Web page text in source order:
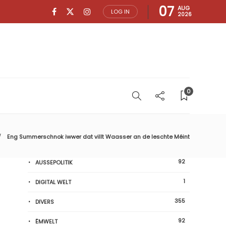
LOG IN 07 AUG
2026
0
Eng Summerschnok iwwer dat villt Waasser an de leschte Méint
AUSSEPOLITIK 92
DIGITAL WELT 1
DIVERS 355
ËMWELT 92